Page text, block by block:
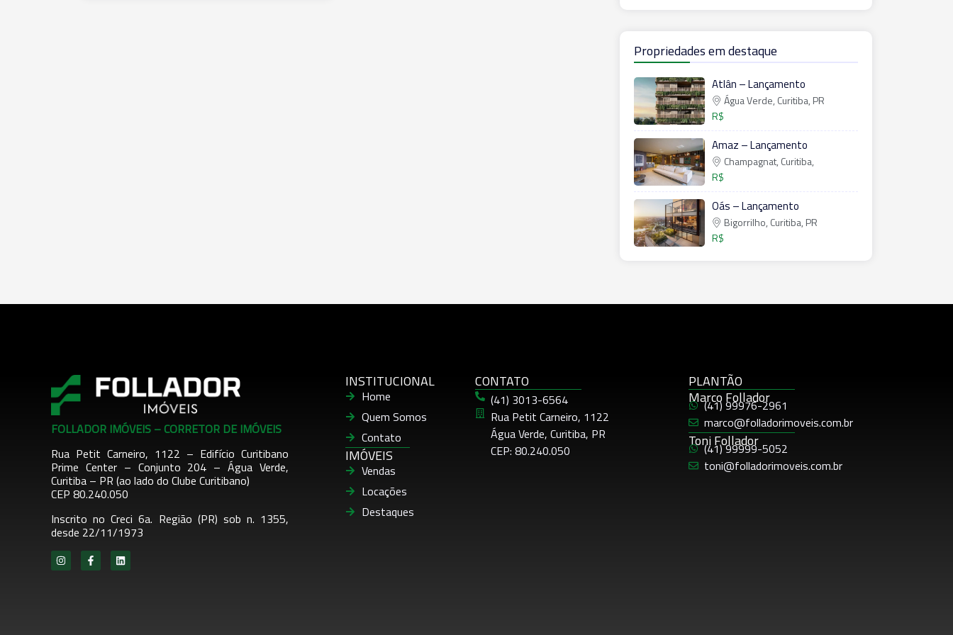
Propriedades em destaque
Atlân – Lançamento
Água Verde, Curitiba, PR
R$
Amaz – Lançamento
Champagnat, Curitiba,
R$
Oás – Lançamento
Bigorrilho, Curitiba, PR
R$
FOLLADOR IMÓVEIS – CORRETOR DE IMÓVEIS
Rua Petit Carneiro, 1122 – Edifício Curitibano
Prime Center – Conjunto 204 – Água Verde,
Curitiba – PR (ao lado do Clube Curitibano)
CEP 80.240.050
Inscrito no Creci 6a. Região (PR) sob n. 1355,
desde 22/11/1973
INSTITUCIONAL
Home
Quem Somos
Contato
IMÓVEIS
Vendas
Locações
Destaques
CONTATO
(41) 3013-6564
Rua Petit Carneiro, 1122
Água Verde, Curitiba, PR
CEP: 80.240.050
PLANTÃO
Marco Follador
(41) 99976-2961
marco@folladorimoveis.com.br
Toni Follador
(41) 99999-5052
toni@folladorimoveis.com.br